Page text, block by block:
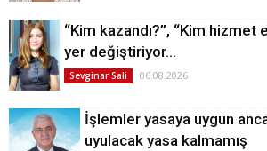
“Kim kazandı?”, “Kim hizmet
yer değiştiriyor…
Sevginar Sali 06.08.2026
İşlemler yasaya uygun
uyulacak yasa kalmamış